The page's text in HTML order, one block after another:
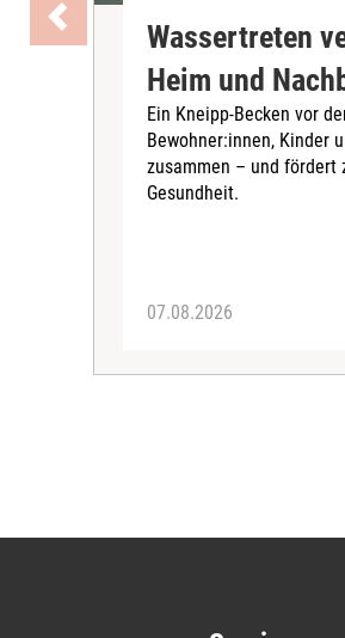
Wassertreten
Heim und
Ein Kneipp-Becken vor
Bewohner:innen, Kinder
zusammen – und fördert
Gesundheit.
07.08.2026